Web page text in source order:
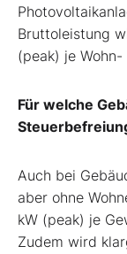
Bruttoleistung
(peak) je
Für welche
Auch bei
aber ohne
kW (peak) je
Zudem wird